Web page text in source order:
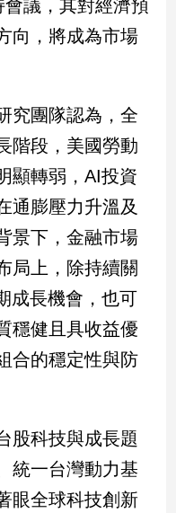
會議，其對經濟預
向，將成為市場
究團隊認為，全
階段，美國勞動
顯轉弱，AI投資
通膨壓力升溫及
景下，金融市場
局上，除持續關
成長機會，也可
穩健且具收益優
合的穩定性與防
股科技與成長題
統一台灣動力基
眼全球科技創新